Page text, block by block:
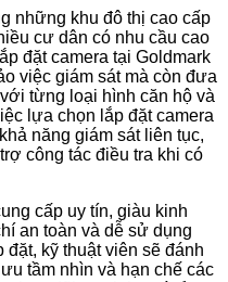
những khu đô thị cao cấp
cư dân có nhu cầu cao
đặt camera tại Goldmark
việc giám sát mà còn đưa
từng loại hình căn hộ và
lựa chọn lắp đặt camera
năng giám sát liên tục,
công tác điều tra khi có
cấp uy tín, giàu kinh
an toàn và dễ sử dụng
đặt, kỹ thuật viên sẽ đánh
tầm nhìn và hạn chế các